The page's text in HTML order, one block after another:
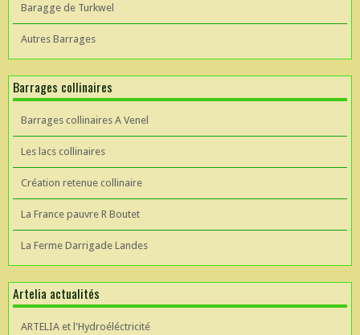
Baragge de Turkwel
Autres Barrages
Barrages collinaires
Barrages collinaires A Venel
Les lacs collinaires
Création retenue collinaire
La France pauvre R Boutet
La Ferme Darrigade Landes
Artelia actualités
ARTELIA et l'Hydroéléctricité